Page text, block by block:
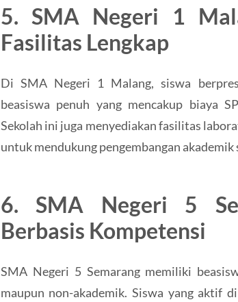
5. SMA Negeri 1
Fasilitas Lengkap
Di SMA Negeri 1 Malang, siswa
beasiswa penuh yang mencakup biaya
Sekolah ini juga menyediakan fasilitas
untuk mendukung pengembangan akademik
6. SMA Negeri 5
Berbasis Kompetensi
SMA Negeri 5 Semarang memiliki
maupun non-akademik. Siswa yang aktif